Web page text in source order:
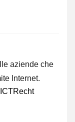
aziende che
Internet.